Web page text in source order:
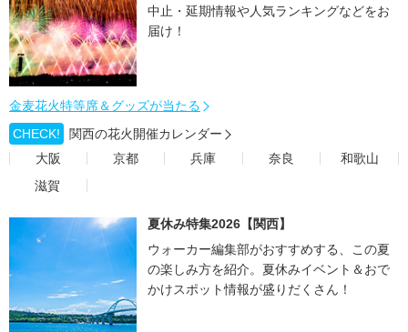
中止・延期情報や人気ランキングなどをお
届け！
金麦花火特等席＆グッズが当たる
CHECK!
関西の花火開催カレンダー
大阪
京都 兵庫 奈良
和歌山
滋賀
夏休み特集2026【関西】
ウォーカー編集部がおすすめする、この夏
の楽しみ方を紹介。夏休みイベント＆おで
かけスポット情報が盛りだくさん！